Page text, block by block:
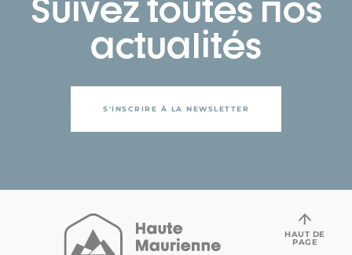
actualités
S'INSCRIRE À LA NEWSLETTER
HAUT DE
PAGE